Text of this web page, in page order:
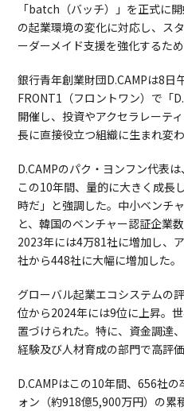
「batch（バッチ）」を正式に
の起業環境の変化に対応し、ス
ーダーメイド支援を強化するた
銀行青年創業財団D.CAMPは8日
FRONT1（フロントワン）で「
開催し、投資やアクセラレーテ
長に直接役立つ組織に生まれ変
D.CAMPのパク・ヨンフン代表
この10年間、量的に大きく成長
時だ」と強調した。中小ベンチ
と、韓国のベンチャー認証企業
2023年には4万81社に増加し、
社から448社に大幅に増加した。
グローバル起業エコシステムの
位から2024年には9位に上昇。
置づけられた。特に、資金調達
経験及び人材育成の部門で高評価
D.CAMPはこの10年間、656社
ォン（約918億5,900万円）の累